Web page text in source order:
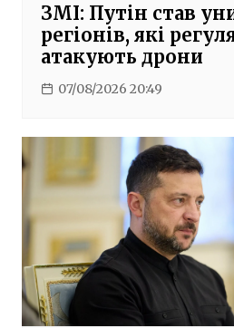
ЗМІ: Путін став
регіонів, які
атакують дрони
07/08/2026 20:49